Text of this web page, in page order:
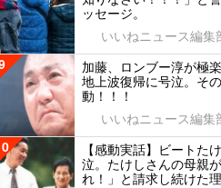
ッセージ。
いいねニュース編集
加藤、ロンブー淳が極
地上波復帰に号泣。そ
動！！！
いいねニュース編集
【感動実話】ビートた
泣。たけしさんの母親
れ！」と請求し続けた